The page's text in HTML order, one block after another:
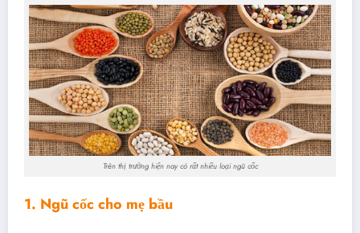
Trên thị trường hiện nay có rất nhiều loại ngũ cốc
1. Ngũ cốc cho mẹ bầu